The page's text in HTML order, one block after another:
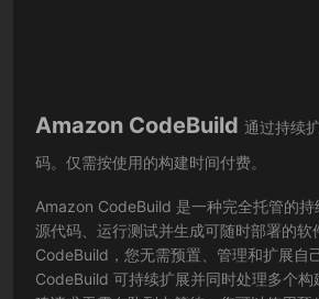
Amazon CodeBuild 通过持续
码。仅需按使用的构建时间付费。
Amazon CodeBuild 是一种完全托管的持
源代码、运行测试并生成可随时部署的软
CodeBuild，您无需预置、管理和扩展自
CodeBuild 可持续扩展并同时处理多个构